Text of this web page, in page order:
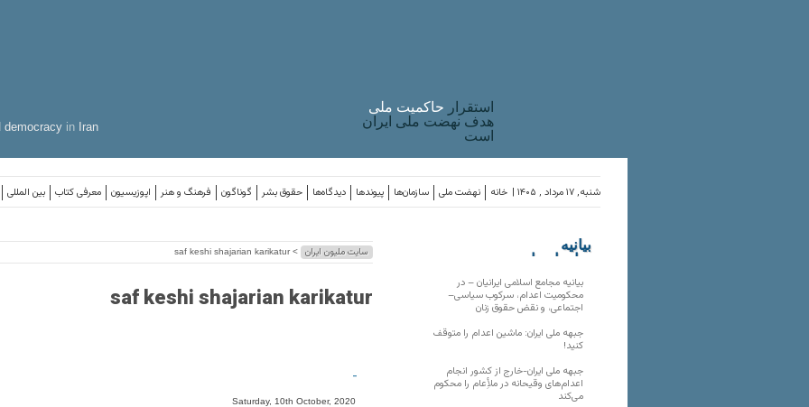
democracy in Iran
استقرار حاکميت ملی
هدف نهضت ملی ایران
است
بین المللی معرفی کتاب اپوزیسیون فرهنگ و هنر گوناگون حقوق بشر دیدگاه‌ها پیوندها سازمان‌ها نهضت ملی خانه شنبه, ۱۷ مرداد , ۱۴۰۵ |
سایت ملیون ایران > saf keshi shajarian karikatur
saf keshi shajarian karikatur
-
Saturday, 10th October, 2020
بیانیه
سازمان‌های
بیانیه مجامع اسلامی ایرانیان – در
محکومیت اعدام، سرکوب سیاسی–
اجتماعی، و نقض حقوق زنان
جبهه ملی ایران: ماشین اعدام را متوقف
کنید!
جبهه ملی ایران-خارج از کشور انجام
اعدام‌های وقیحانه در ملأِعام را محکوم
می‌کند